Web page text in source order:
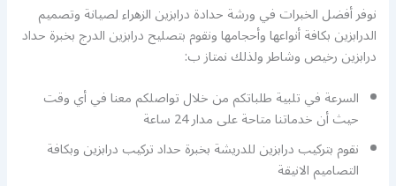
نوفر أفضل الخبرات في ورشة حدادة درابزين الزهراء لصيانة وتصميم
الدرابزين بكافة أنواعها وأحجامها ونقوم بتصليح درابزين الدرج بخبرة حداد
درابزين رخيص وشاطر ولذلك نمتاز ب:
السرعة في تلبية طلباتكم من خلال تواصلكم معنا في أي وقت
حيث أن خدماتنا متاحة على مدار 24 ساعة
نقوم بتركيب درابزين للدريشة بخبرة حداد تركيب درابزين وبكافة
التصاميم الانيقة